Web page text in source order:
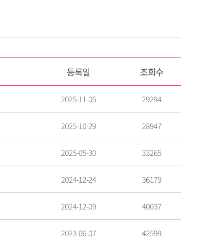
등록일 조회수
2025-11-05 29294
2025-10-29 28947
2025-05-30 33265
2024-12-24 36179
2024-12-09 40037
2023-06-07 42599